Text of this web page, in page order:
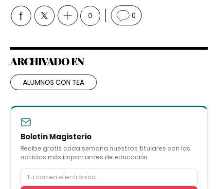
0 0
ARCHIVADO EN
ALUMNOS CON TEA
Boletín Magisterio
Recibe gratis cada semana nuestros titulares con las
noticias más importantes de educación